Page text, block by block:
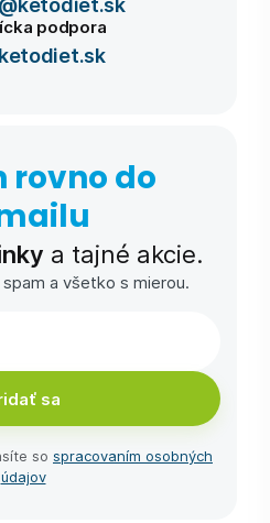
podpora
rovno do
a tajné akcie.
a všetko s mierou.
sa
so spracovaním osobných
údajov